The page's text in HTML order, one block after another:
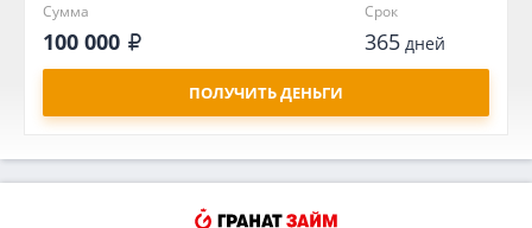
Сумма
100 000
Срок
365дней
ПОЛУЧИТЬ ДЕНЬГИ